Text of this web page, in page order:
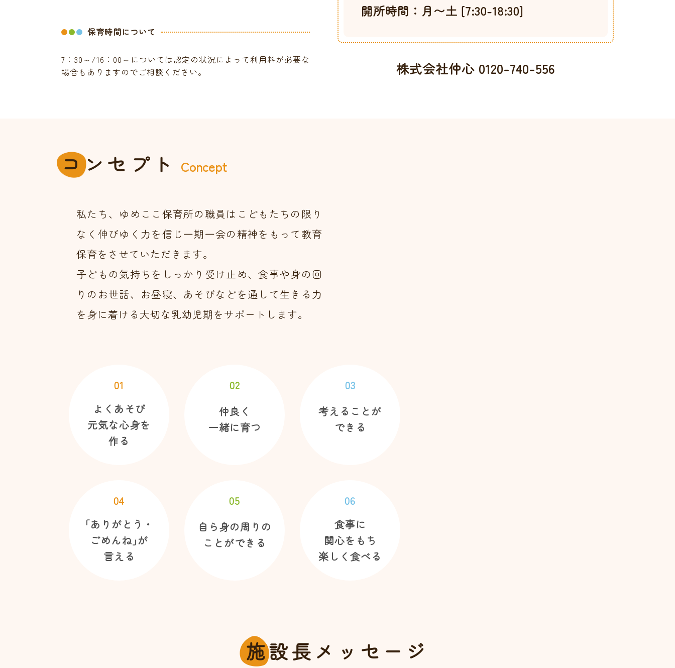
保育時間について
7：30～/16：00～については認定の状況によって利用料が必要な
場合もありますのでご相談ください。
開所時間：月〜土 [7:30-18:30]
株式会社仲心 0120-740-556
コンセプト Concept
私たち、ゆめここ保育所の職員はこどもたちの限り
なく伸びゆく力を信じ一期一会の精神をもって教育
保育をさせていただきます。
子どもの気持ちをしっかり受け止め、食事や身の回
りのお世話、お昼寝、あそびなどを通して生きる力
を身に着ける大切な乳幼児期をサポートします。
01
よくあそび
元気な心身を
作る
02
仲良く
一緒に育つ
03
考えることが
できる
04
｢ありがとう・
ごめんね｣が
言える
05
自ら身の周りの
ことができる
06
食事に
関心をもち
楽しく食べる
施設長メッセージ